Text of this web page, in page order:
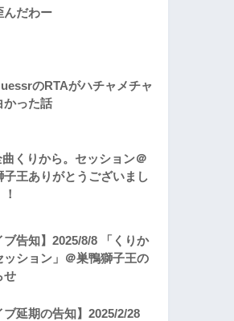
んだわー
のRTAがハチャメチャ
かった話
曲くりから。セッション＠
子王ありがとうございまし
ブ告知】2025/8/8 「くりか
ッション」＠巣鴨獅子王の
せ
ブ延期の告知】2025/2/28